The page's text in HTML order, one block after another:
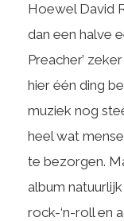
Hoewel David
dan een halve
Preacher’
hier één ding
muziek nog
heel wat
te bezorgen.
album
rock-‘n-roll en